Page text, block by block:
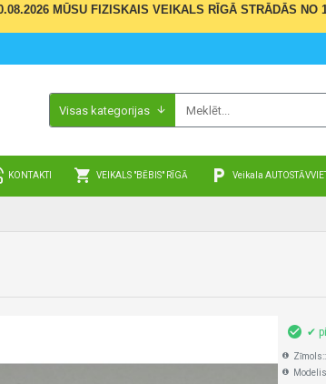
MŪSU FIZISKAIS VEIKALS RĪGĀ STRĀDĀS
Visas kategorijas
KONTAKTI VEIKALS "BĒBIS" RĪGĀ Veikala
✔
Zīmols::